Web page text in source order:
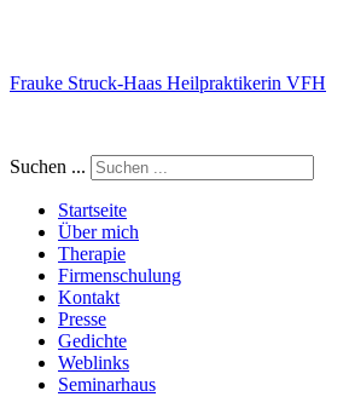
Frauke Struck-Haas Heilpraktikerin VFH
Suchen ...
Startseite
Über mich
Therapie
Firmenschulung
Kontakt
Presse
Gedichte
Weblinks
Seminarhaus